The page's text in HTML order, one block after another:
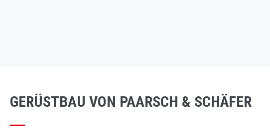
GERÜSTBAU VON PAARSCH & SCHÄFER